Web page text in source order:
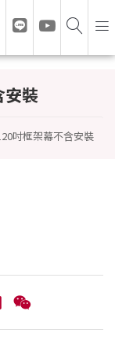
奧
安裝
吋框架幕不含安裝